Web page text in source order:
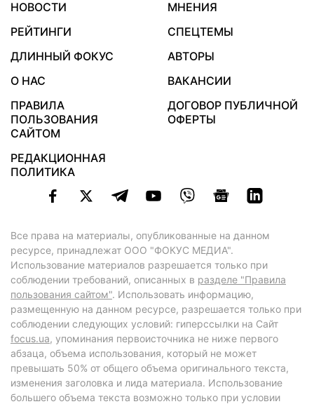
НОВОСТИ
МНЕНИЯ
РЕЙТИНГИ
СПЕЦТЕМЫ
ДЛИННЫЙ ФОКУС
АВТОРЫ
О НАС
ВАКАНСИИ
ПРАВИЛА
ПОЛЬЗОВАНИЯ
САЙТОМ
ДОГОВОР ПУБЛИЧНОЙ
ОФЕРТЫ
РЕДАКЦИОННАЯ
ПОЛИТИКА
Все права на материалы, опубликованные на данном
ресурсе, принадлежат ООО "ФОКУС МЕДИА".
Использование материалов разрешается только при
соблюдении требований, описанных в разделе "Правила
пользования сайтом". Использовать информацию,
размещенную на данном ресурсе, разрешается только при
соблюдении следующих условий: гиперссылки на Сайт
focus.ua, упоминания первоисточника не ниже первого
абзаца, объема использования, который не может
превышать 50% от общего объема оригинального текста,
изменения заголовка и лида материала. Использование
большего объема текста возможно только при условии